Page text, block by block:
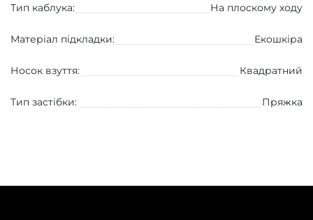
Тип каблука: На плоскому ходу
Матеріал підкладки: Екошкіра
Носок взуття: Квадратний
Тип застібки: Пряжка